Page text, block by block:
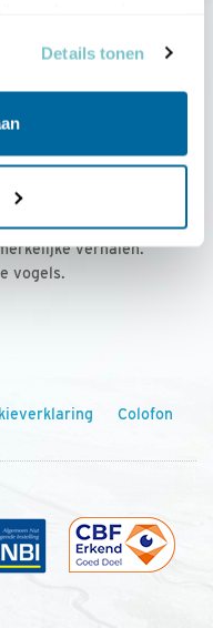
Details tonen
36,00 per jaar
leden, met
verhalen.
vogels.
Colofon